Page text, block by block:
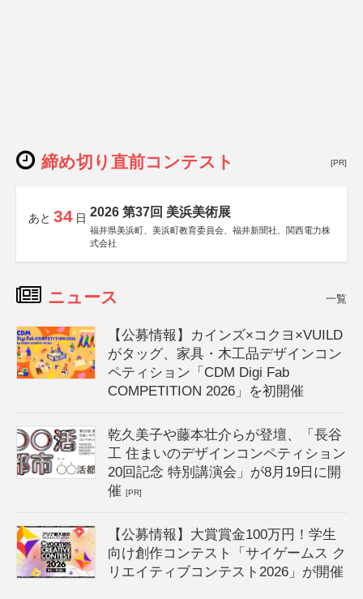
締め切り直前コンテスト [PR]
あと 34 日 2026 第37回 美浜美術展
福井県美浜町、美浜町教育委員会、福井新聞社、関西電力株
式会社
ニュース 一覧
【公募情報】カインズ×コクヨ×VUILD
がタッグ、家具・木工品デザインコン
ペティション「CDM Digi Fab
COMPETITION 2026」を初開催
乾久美子や藤本壮介らが登壇、「長谷
工 住まいのデザインコンペティション
20回記念 特別講演会」が8月19日に開
催[PR]
【公募情報】大賞賞金100万円！学生
向け創作コンテスト「サイゲームス ク
リエイティブコンテスト2026」が開催